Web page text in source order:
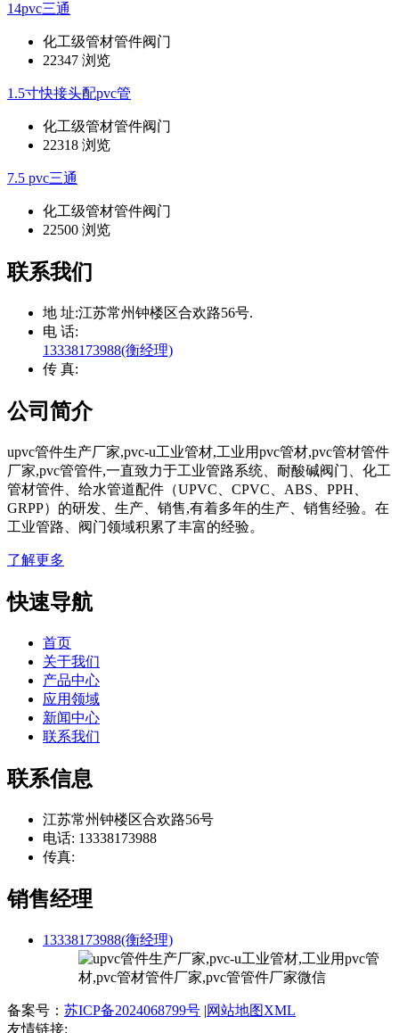
14pvc三通
化工级管材管件阀门
22347 浏览
1.5寸快接头配pvc管
化工级管材管件阀门
22318 浏览
7.5 pvc三通
化工级管材管件阀门
22500 浏览
联系我们
地 址:江苏常州钟楼区合欢路56号.
电 话:
13338173988(衡经理)
传 真:
公司简介
upvc管件生产厂家,pvc-u工业管材,工业用pvc管材,pvc管材管件
厂家,pvc管管件,一直致力于工业管路系统、耐酸碱阀门、化工
管材管件、给水管道配件（UPVC、CPVC、ABS、PPH、
GRPP）的研发、生产、销售,有着多年的生产、销售经验。在
工业管路、阀门领域积累了丰富的经验。
了解更多
快速导航
首页
关于我们
产品中心
应用领域
新闻中心
联系我们
联系信息
江苏常州钟楼区合欢路56号
电话: 13338173988
传真:
销售经理
13338173988(衡经理)
备案号： 苏ICP备2024068799号 |网站地图XML
友情链接: